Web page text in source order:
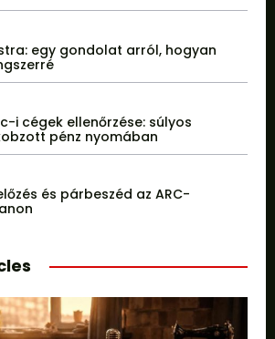
egy gondolat arról, hogyan
i cégek ellenőrzése: súlyos
pénz nyomában
és párbeszéd az ARC-